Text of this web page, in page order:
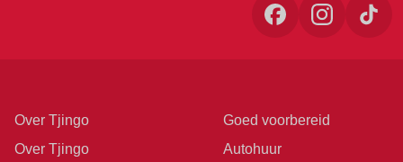
Over Tjingo
Over Tjingo
Goed voorbereid
Autohuur